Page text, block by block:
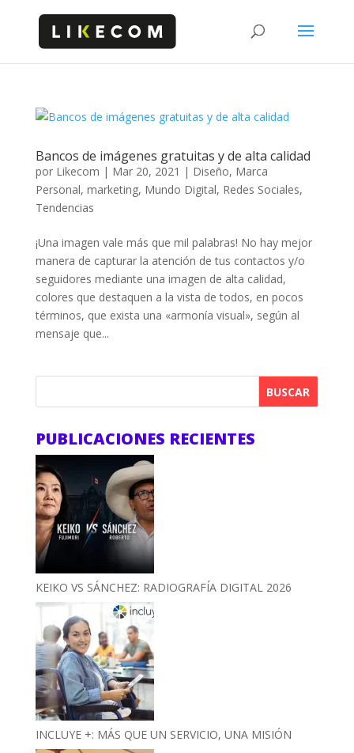
Bancos de imágenes gratuitas y de alta calidad
por Likecom | Mar 20, 2021 | Diseño, Marca
Personal, marketing, Mundo Digital, Redes Sociales,
Tendencias
¡Una imagen vale más que mil palabras! No hay mejor
manera de capturar la atención de tus contactos y/o
seguidores mediante una imagen de alta calidad,
colores que destaquen a la vista de todos, en pocos
términos, que exista una «armonía visual», según al
mensaje que...
BUSCAR
PUBLICACIONES RECIENTES
KEIKO VS SÁNCHEZ: RADIOGRAFÍA DIGITAL 2026
INCLUYE +: MÁS QUE UN SERVICIO, UNA MISIÓN